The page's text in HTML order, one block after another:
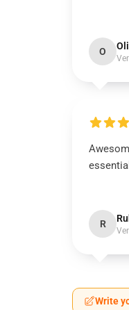
O
R
Write